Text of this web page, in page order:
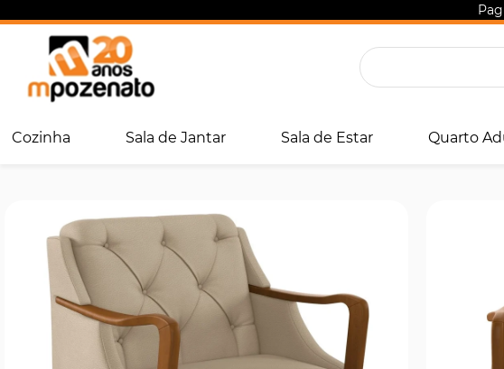
Cozinha Sala de Jantar Sala de Estar Quarto